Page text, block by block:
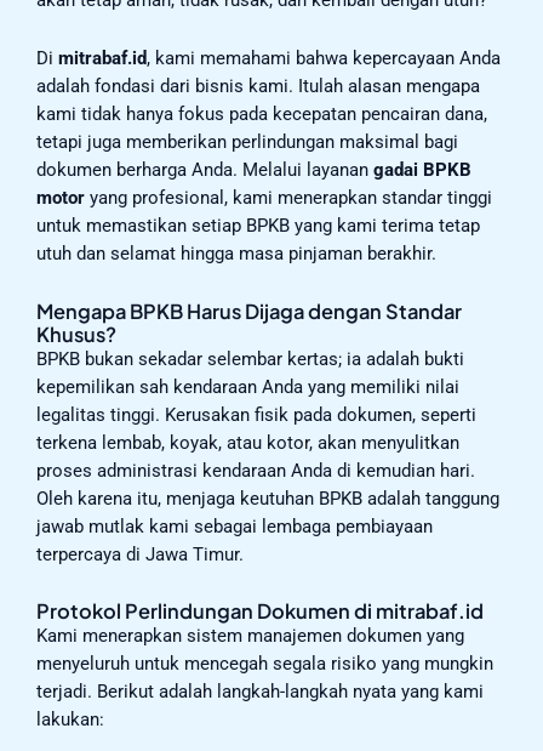
Di mitrabaf.id, kami memahami bahwa kepercayaan Anda
adalah fondasi dari bisnis kami. Itulah alasan mengapa
kami tidak hanya fokus pada kecepatan pencairan dana,
tetapi juga memberikan perlindungan maksimal bagi
dokumen berharga Anda. Melalui layanan gadai BPKB
motor yang profesional, kami menerapkan standar tinggi
untuk memastikan setiap BPKB yang kami terima tetap
utuh dan selamat hingga masa pinjaman berakhir.
Mengapa BPKB Harus Dijaga dengan Standar
Khusus?
BPKB bukan sekadar selembar kertas; ia adalah bukti
kepemilikan sah kendaraan Anda yang memiliki nilai
legalitas tinggi. Kerusakan fisik pada dokumen, seperti
terkena lembab, koyak, atau kotor, akan menyulitkan
proses administrasi kendaraan Anda di kemudian hari.
Oleh karena itu, menjaga keutuhan BPKB adalah tanggung
jawab mutlak kami sebagai lembaga pembiayaan
terpercaya di Jawa Timur.
Protokol Perlindungan Dokumen di mitrabaf.id
Kami menerapkan sistem manajemen dokumen yang
menyeluruh untuk mencegah segala risiko yang mungkin
terjadi. Berikut adalah langkah-langkah nyata yang kami
lakukan: